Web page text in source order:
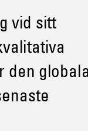
vid sitt
den